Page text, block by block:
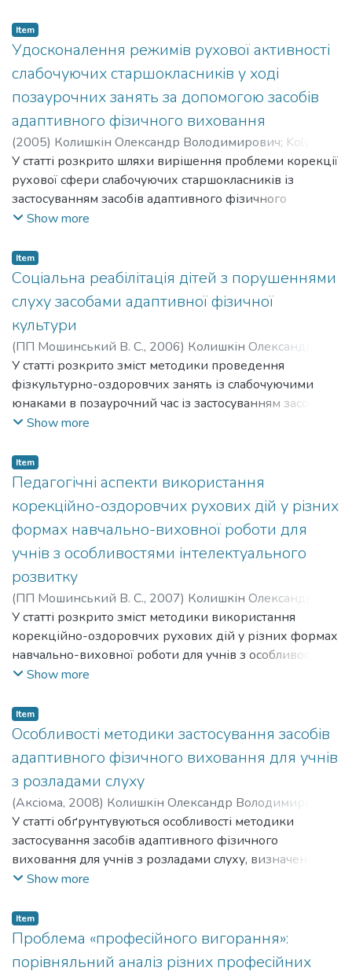
нозології.
Item
Удосконалення режимів рухової активності
слабочуючих старшокласників у ході
позаурочних занять за допомогою засобів
адаптивного фізичного виховання
(2005) Колишкін Олександр Володимирович; Kolyshkin
Oleksandr Volodymyrovych
У статті розкрито шляхи вирішення проблеми корекції
рухової сфери слабочуючих старшокласників із
застосуванням засобів адаптивного фізичного
виховання, формування оптимальних режимів
спеціальної школи, обґрунтовано педагогічні умови
корекції рухових порушень слабочуючих
старшокласників у процесі застосування засобів
адаптивного фізичного виховання.
Show more
Item
Соціальна реабілітація дітей з порушеннями
слуху засобами адаптивної фізичної
культури
(ПП Мошинський В. С., 2006) Колишкін Олександр
Володимирович; Kolyshkin Oleksandr Volodymyrovych
У статті розкрито зміст методики проведення
фізкультурно-оздоровчих занять із слабочуючими
юнаками в позаурочний час із застосуванням засобів
адаптивної фізичної культури, яка сприяє процесу
методику корекції рухових порушень юнаків
означеної нозології, її ефективність і позитивний
вплив на рівень їхньої соціальної реабілітації,
методику мовленнєвого забезпечення занять
фізичними вправами адаптаційної спрямованості,
досліджено рівень адаптаційної поведінки
слабочуючих юнаків.
Show more
Item
Педагогічні аспекти використання
корекційно-оздоровчих рухових дій у різних
формах навчально-виховної роботи для
учнів з особливостями інтелектуального
розвитку
(ПП Мошинський В. С., 2007) Колишкін Олександр
Володимирович; Kolyshkin Oleksandr Volodymyrovych
У статті розкрито зміст методики використання
корекційно-оздоровчих рухових дій у різних формах
навчально-виховної роботи для учнів з особливостями
інтелектуального розвитку, сутність якої зводиться до
тіла”) і спеціально розроблених або модифікованих
рухливих ігор в процесі навчання дітей. Визначено її
позитивний вплив на рівень рухової активності,
оздоровлення та корекцію психофізичного розвитку
учнів молодшого шкільного віку з особливостями
інтелектуального розвитку спеціальних шкіл.
Show more
Item
Особливості методики застосування засобів
адаптивного фізичного виховання для учнів
з розладами слуху
(Аксіома, 2008) Колишкін Олександр Володимирович
Kolyshkin Oleksandr Volodymyrovych
У статті обґрунтувуються особливості методики
застосування засобів адаптивного фізичного
виховання для учнів з розладами слуху, визначені
найбільш ефективні засоби та методи АФВ
на розвиток рухової сфери осіб даної нозології.
Show more
Item
Проблема «професійного вигорання»:
порівняльний аналіз різних професійних